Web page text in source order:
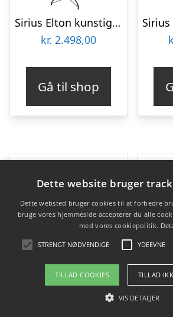
Sirius Elton kunstigt juletræ med lys, 240 cm
kr. 2.498,00
Gå til shop
Dette website bruger
Dette websted bruger cookies til at forbedre
bruge vores hjemmeside accepterer du alle
med vores cookiepolitik.
STRENGT NØDVENDIGE YDEEVNE
TILLAD COOKIES TILLAD
VIS DETALJER